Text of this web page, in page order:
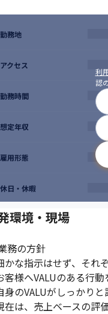
利
認
勤務地
アクセス
勤務時間
想定年収
雇用形態
休日・休暇
環境・現場
務の方針
かな指示はせず、それ
客様へVALUのある行
身のVALUがしっかり
在は、売上ベースの評